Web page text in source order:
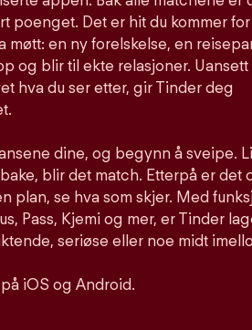
poenget. Det er hit du kommer for
møtt: en ny forelskelse, en
og blir til ekte relasjoner. Uansett
hva du ser etter, gir Tinder deg
dine, og begynn å sveipe.
blir det match. Etterpå er det
plan, se hva som skjer. Med
Pass, Kjemi og mer, er Tinder
seriøse eller noe midt
iOS og Android.